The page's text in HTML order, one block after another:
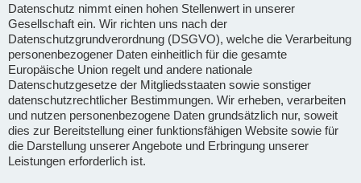
Datenschutz nimmt einen hohen Stellenwert in unserer
Gesellschaft ein. Wir richten uns nach der
Datenschutzgrundverordnung (DSGVO), welche die Verarbeitung
personenbezogener Daten einheitlich für die gesamte
Europäische Union regelt und andere nationale
Datenschutzgesetze der Mitgliedsstaaten sowie sonstiger
datenschutzrechtlicher Bestimmungen. Wir erheben, verarbeiten
und nutzen personenbezogene Daten grundsätzlich nur, soweit
dies zur Bereitstellung einer funktionsfähigen Website sowie für
die Darstellung unserer Angebote und Erbringung unserer
Leistungen erforderlich ist.